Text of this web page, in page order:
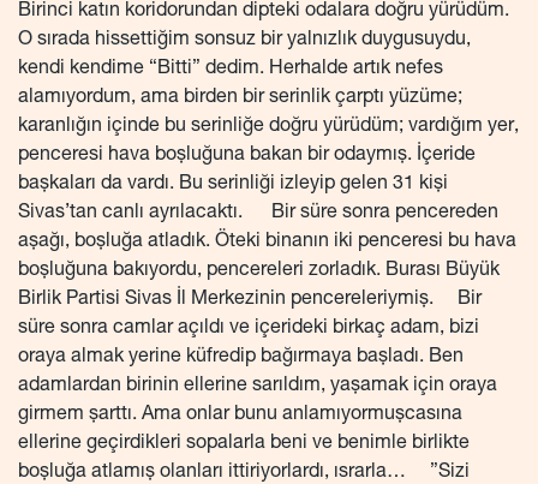
Birinci katın koridorundan dipteki odalara doğru yürüdüm.
O sırada hissettiğim sonsuz bir yalnızlık duygusuydu,
kendi kendime “Bitti” dedim. Herhalde artık nefes
alamıyordum, ama birden bir serinlik çarptı yüzüme;
karanlığın içinde bu serinliğe doğru yürüdüm; vardığım yer,
penceresi hava boşluğuna bakan bir odaymış. İçeride
başkaları da vardı. Bu serinliği izleyip gelen 31 kişi
Sivas’tan canlı ayrılacaktı. Bir süre sonra pencereden
aşağı, boşluğa atladık. Öteki binanın iki penceresi bu hava
boşluğuna bakıyordu, pencereleri zorladık. Burası Büyük
Birlik Partisi Sivas İl Merkezinin pencereleriymiş. Bir
süre sonra camlar açıldı ve içerideki birkaç adam, bizi
oraya almak yerine küfredip bağırmaya başladı. Ben
adamlardan birinin ellerine sarıldım, yaşamak için oraya
girmem şarttı. Ama onlar bunu anlamıyormuşcasına
ellerine geçirdikleri sopalarla beni ve benimle birlikte
boşluğa atlamış olanları ittiriyorlardı, ısrarla… ”Sizi